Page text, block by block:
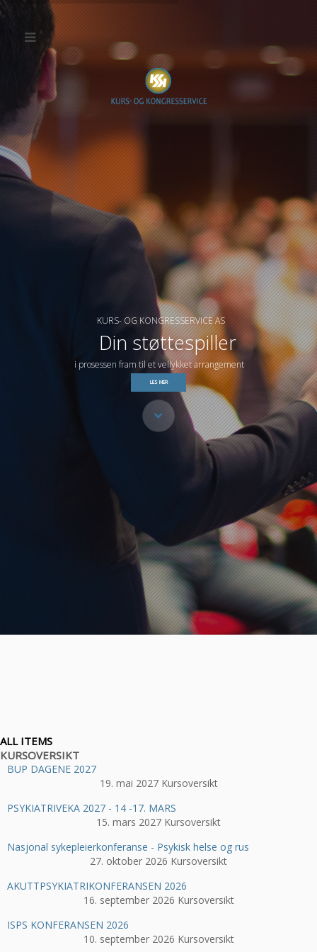
KURS- OG KONGRESSERVICE AS
i prosessen fram til et vellykket arrangement
LES MER
Din støttespiller
ALL ITEMS
KURSOVERSIKT
BUP DAGENE 2027
19. mai 2027 Kursoversikt
PSYKIATRIVEKA 2027 - 14 -17. MARS
15. mars 2027 Kursoversikt
Nasjonal sykepleierkonferanse - Psykisk helse og rus
27. oktober 2026 Kursoversikt
AKUTTPSYKIATRIKONFERANSEN 2026
16. september 2026 Kursoversikt
ISPS KONFERANSEN 2026
10. september 2026 Kursoversikt